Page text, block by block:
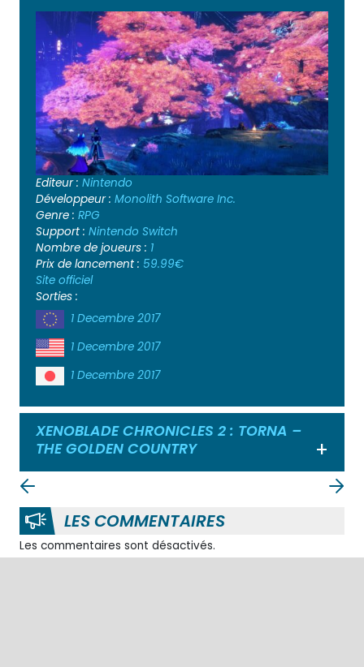
Editeur : Nintendo
Développeur : Monolith Software Inc.
Genre : RPG
Support : Nintendo Switch
Nombre de joueurs : 1
Prix de lancement : 59.99€
Site officiel
Sorties :
1 Decembre 2017
1 Decembre 2017
1 Decembre 2017
XENOBLADE CHRONICLES 2 : TORNA –
THE GOLDEN COUNTRY
LES COMMENTAIRES
Les commentaires sont désactivés.